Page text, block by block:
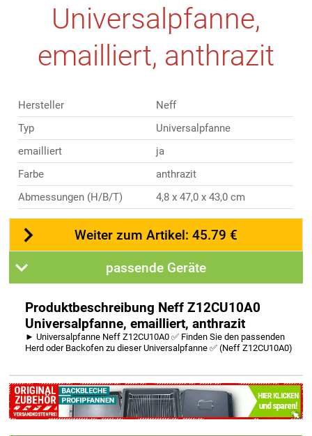
Universalpfanne,
emailliert, anthrazit
Hersteller
Neff
Typ
Universalpfanne
emailliert
ja
Farbe
anthrazit
Abmessungen (H/B/T)
4,8 x 47,0 x 43,0 cm
Weiter zum Artikel: 45.79 €
passende Geräte
Produktbeschreibung Neff Z12CU10A0
Universalpfanne, emailliert, anthrazit
► Universalpfanne Neff Z12CU10A0 ✅ Finden Sie den passenden
Herd oder Backofen zu dieser Universalpfanne ✅ (Neff Z12CU10A0)